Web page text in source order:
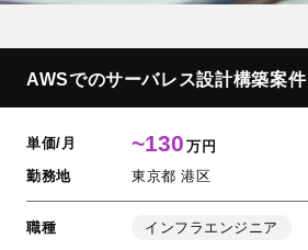
AWSでのサーバレス設計構築案件
単価/月 ~130 万円
勤務地
東京都 港区
職種
インフラエンジニア